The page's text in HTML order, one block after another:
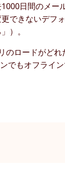
日間のメー
できないデフ
）。
のロードがど
でもオフライ